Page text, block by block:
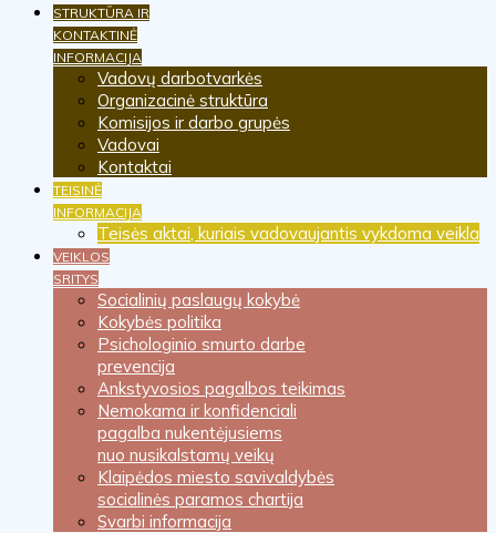
STRUKTŪRA IR
KONTAKTINĖ
INFORMACIJA
Vadovų darbotvarkės
Organizacinė struktūra
Komisijos ir darbo grupės
Vadovai
Kontaktai
TEISINĖ
INFORMACIJA
Teisės aktai, kuriais vadovaujantis vykdoma veikla
VEIKLOS
SRITYS
Socialinių paslaugų kokybė
Kokybės politika
Psichologinio smurto darbe
prevencija
Ankstyvosios pagalbos teikimas
Nemokama ir konfidenciali
pagalba nukentėjusiems
nuo nusikalstamų veikų
Klaipėdos miesto savivaldybės
socialinės paramos chartija
Svarbi informacija